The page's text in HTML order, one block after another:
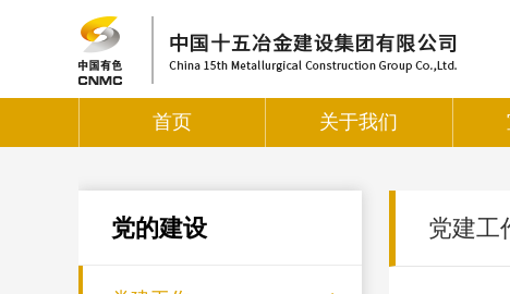
首页 关于我们
党的建设 党建工